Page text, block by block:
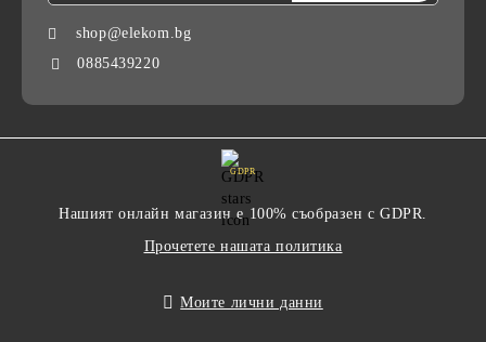
shop@elekom.bg
0885439220
GDPR
Нашият онлайн магазин е 100% съобразен с GDPR.
Прочетете нашата политика
Моите лични данни